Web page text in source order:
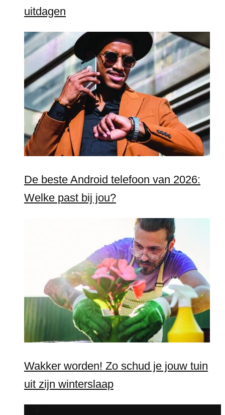
uitdagen
De beste Android telefoon van 2026:
Welke past bij jou?
Wakker worden! Zo schud je jouw tuin
uit zijn winterslaap